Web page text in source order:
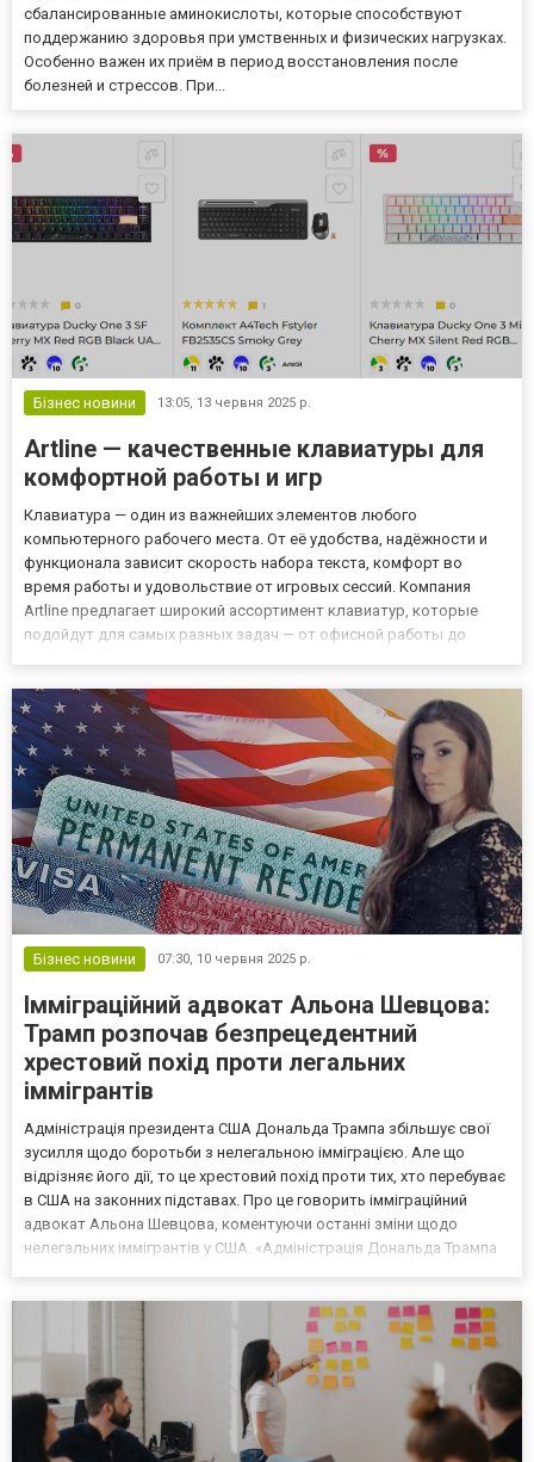
сбалансированные аминокислоты, которые способствуют
поддержанию здоровья при умственных и физических нагрузках.
Особенно важен их приём в период восстановления после
болезней и стрессов. При...
Бізнес новини 13:05, 13 червня 2025 р.
Artline — качественные клавиатуры для
комфортной работы и игр
Клавиатура — один из важнейших элементов любого
компьютерного рабочего места. От её удобства, надёжности и
функционала зависит скорость набора текста, комфорт во
время работы и удовольствие от игровых сессий. Компания
Artline предлагает широкий ассортимент клавиатур, которые
подойдут для самых разных задач — от офисной работы до
мог выбрать о...
Бізнес новини 07:30, 10 червня 2025 р.
Імміграційний адвокат Альона Шевцова:
Трамп розпочав безпрецедентний
хрестовий похід проти легальних
іммігрантів
Адміністрація президента США Дональда Трампа збільшує свої
зусилля щодо боротьби з нелегальною імміграцією. Але що
відрізняє його дії, то це хрестовий похід проти тих, хто перебуває
в США на законних підставах. Про це говорить імміграційний
адвокат Альона Шевцова, коментуючи останні зміни щодо
нелегальних іммігрантів у США. «Адміністрація Дональда Трампа